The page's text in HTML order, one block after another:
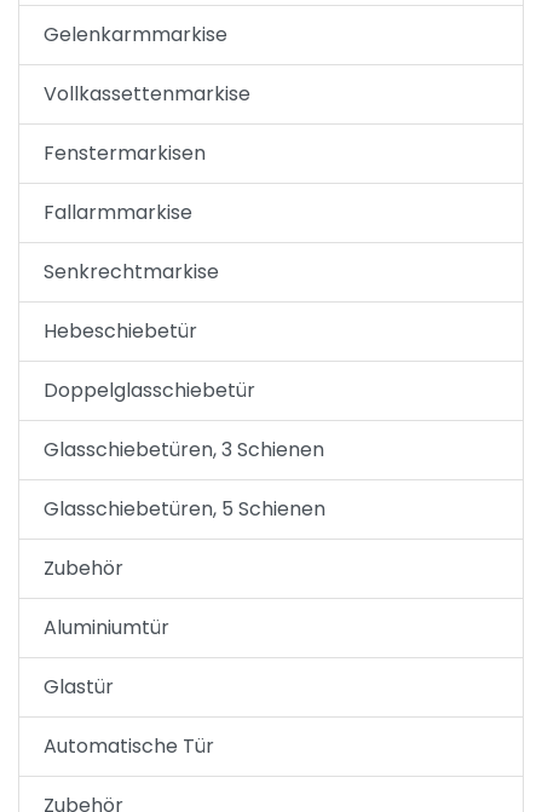
Gelenkarmmarkise
Vollkassettenmarkise
Fenstermarkisen
Fallarmmarkise
Senkrechtmarkise
Hebeschiebetür
Doppelglasschiebetür
Glasschiebetüren, 3 Schienen
Glasschiebetüren, 5 Schienen
Zubehör
Aluminiumtür
Glastür
Automatische Tür
Zubehör